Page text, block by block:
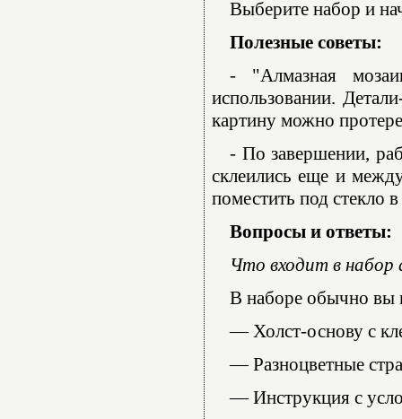
Выберите набор и
Полезные советы:
- "Алмазная
использовании.
картину можно
- По завершении,
склеились еще и
поместить под стекло
Вопросы и ответы:
Что входит в набор
В наборе обычно вы
— Холст-основу с
— Разноцветные
— Инструкция с